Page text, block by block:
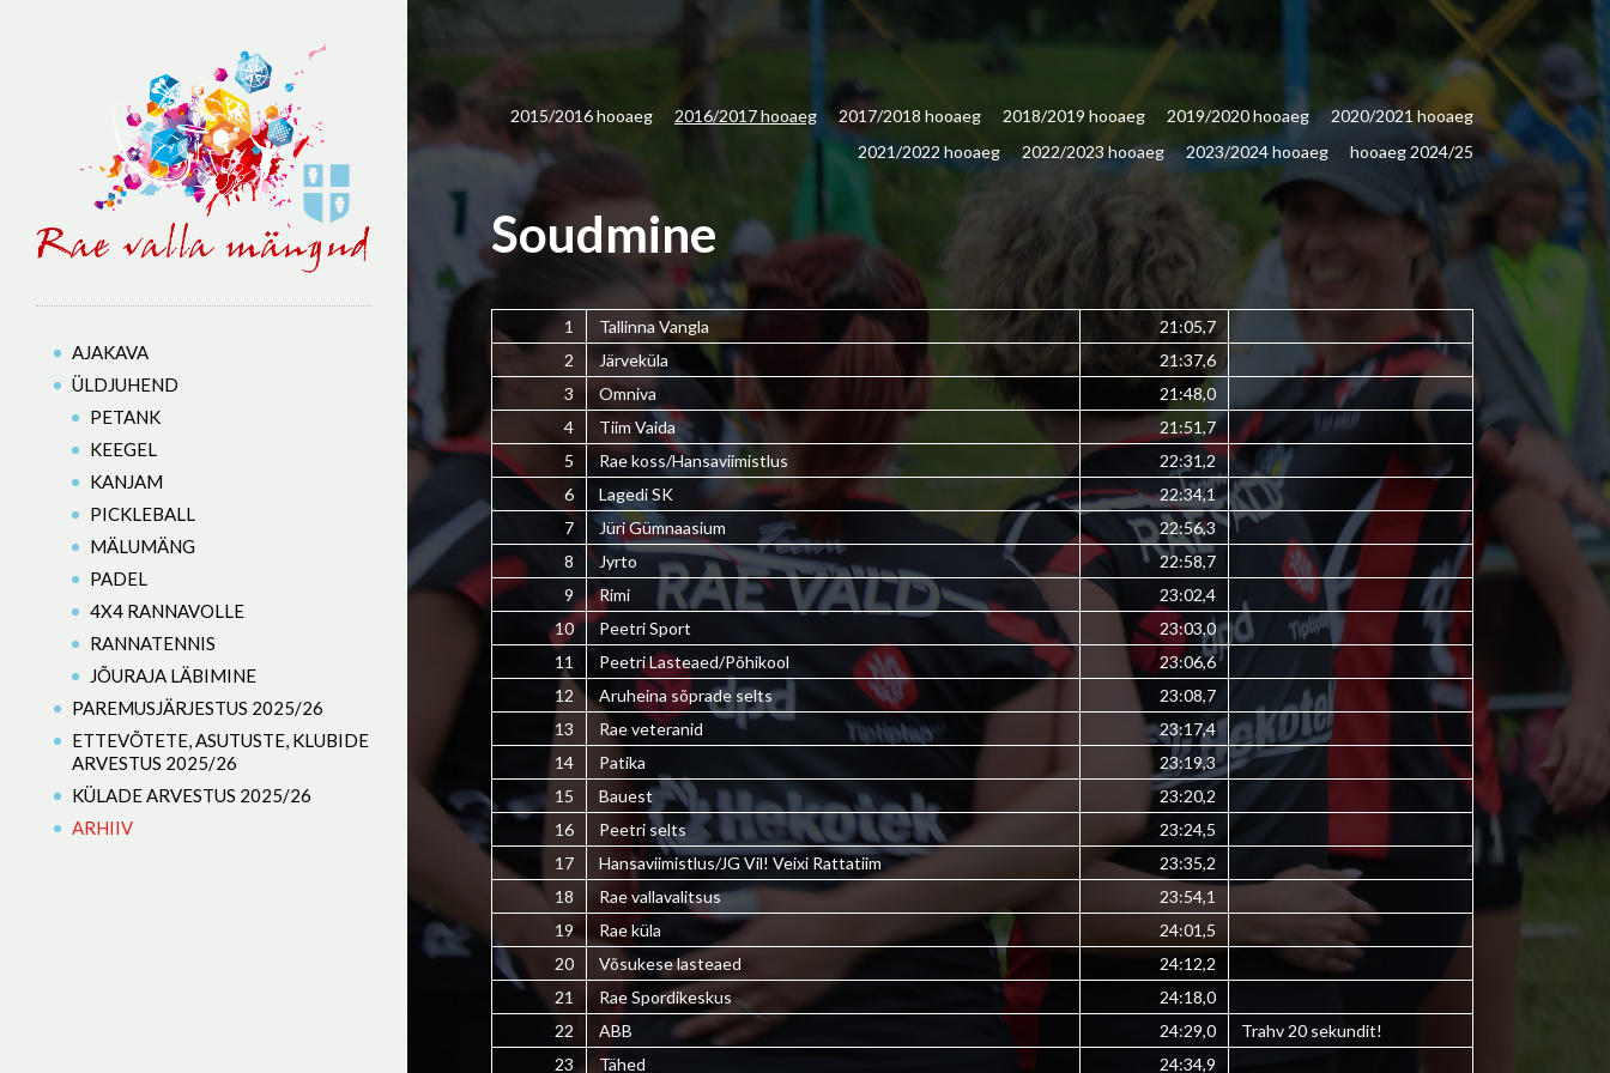
AJAKAVA
ÜLDJUHEND
PETANK
KEEGEL
KANJAM
PICKLEBALL
MÄLUMÄNG
PADEL
4X4 RANNAVOLLE
RANNATENNIS
JÕURAJA LÄBIMINE
PAREMUSJÄRJESTUS 2025/26
ETTEVÕTETE, ASUTUSTE, KLUBIDE
ARVESTUS 2025/26
KÜLADE ARVESTUS 2025/26
ARHIIV
2015/2016 hooaeg 2016/2017 hooaeg 2017/2018 hooaeg 2018/2019 hooaeg 2019/2020 hooaeg
2020/2021 hooaeg
2021/2022 hooaeg
2022/2023 hooaeg 2023/2024 hooaeg hooaeg 2024/25
Soudmine
1 Tallinna Vangla
21:05,7
2
Järveküla
21:37,6
3
Omniva
21:48,0
4
Tiim Vaida
21:51,7
5
Rae koss/Hansaviimistlus
22:31,2
6
Lagedi SK
22:34,1
7
Jüri Gümnaasium
22:56,3
8
Jyrto
22:58,7
9
Rimi
23:02,4
10
Peetri Sport
23:03,0
11
Peetri Lasteaed/Põhikool
23:06,6
12
Aruheina sõprade selts
23:08,7
13
Rae veteranid
23:17,4
14
Patika
23:19,3
15
Bauest
23:20,2
16
Peetri selts
23:24,5
17
Hansaviimistlus/JG Vil! Veixi Rattatiim
23:35,2
18
Rae vallavalitsus
23:54,1
19
Rae küla
24:01,5
20
Võsukese lasteaed
24:12,2
21
Rae Spordikeskus
24:18,0
22
ABB 24:29,0
Trahv 20 sekundit!
23
Tähed 24:34,9